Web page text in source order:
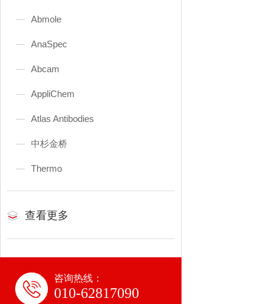
Abmole
AnaSpec
Abcam
AppliChem
Atlas Antibodies
中杉金桥
Thermo
查看更多
咨询热线：
010-62817090